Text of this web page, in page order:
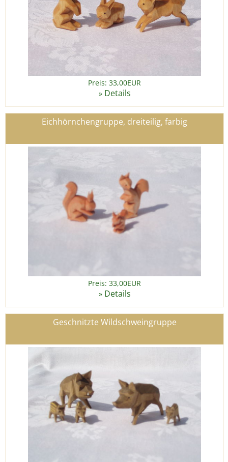
Preis: 33,00EUR
» Details
Eichhörnchengruppe, dreiteilig, farbig
Preis: 33,00EUR
» Details
Geschnitzte Wildschweingruppe